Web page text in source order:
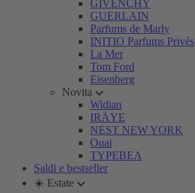
GIVENCHY
GUERLAIN
Parfums de Marly
INITIO Parfums Privés
La Mer
Tom Ford
Eisenberg
Novita
Widian
IRÄYE
NEST NEW YORK
Ouai
TYPEBEA
Saldi e bestseller
☀️ Estate